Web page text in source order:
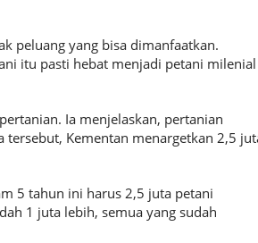
peluang yang bisa dimanfaatkan.
itu pasti hebat menjadi petani milenial
Ia menjelaskan, pertanian
Kementan menargetkan 2,5
5 tahun ini harus 2,5 juta petani
1 juta lebih, semua yang sudah